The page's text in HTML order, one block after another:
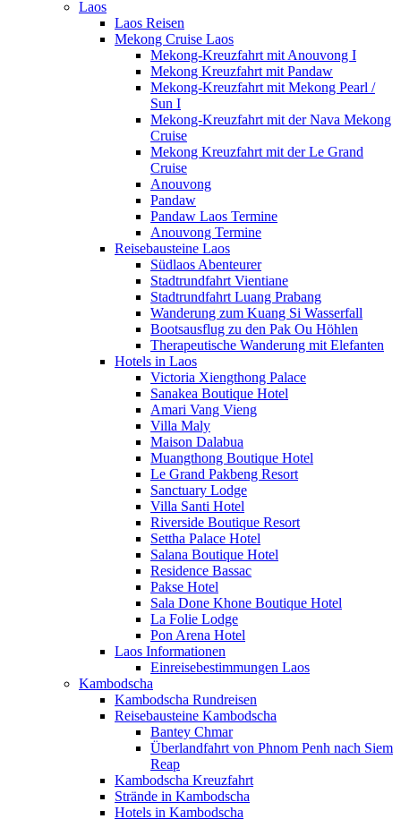
Laos
Laos Reisen
Mekong Cruise Laos
Mekong-Kreuzfahrt mit Anouvong I
Mekong Kreuzfahrt mit Pandaw
Mekong-Kreuzfahrt mit Mekong Pearl /
Sun I
Mekong-Kreuzfahrt mit der Nava Mekong
Cruise
Mekong Kreuzfahrt mit der Le Grand
Cruise
Anouvong
Pandaw
Pandaw Laos Termine
Anouvong Termine
Reisebausteine Laos
Südlaos Abenteurer
Stadtrundfahrt Vientiane
Stadtrundfahrt Luang Prabang
Wanderung zum Kuang Si Wasserfall
Bootsausflug zu den Pak Ou Höhlen
Therapeutische Wanderung mit Elefanten
Hotels in Laos
Victoria Xiengthong Palace
Sanakea Boutique Hotel
Amari Vang Vieng
Villa Maly
Maison Dalabua
Muangthong Boutique Hotel
Le Grand Pakbeng Resort
Sanctuary Lodge
Villa Santi Hotel
Riverside Boutique Resort
Settha Palace Hotel
Salana Boutique Hotel
Residence Bassac
Pakse Hotel
Sala Done Khone Boutique Hotel
La Folie Lodge
Pon Arena Hotel
Laos Informationen
Einreisebestimmungen Laos
Kambodscha
Kambodscha Rundreisen
Reisebausteine Kambodscha
Bantey Chmar
Überlandfahrt von Phnom Penh nach Siem
Reap
Kambodscha Kreuzfahrt
Strände in Kambodscha
Hotels in Kambodscha